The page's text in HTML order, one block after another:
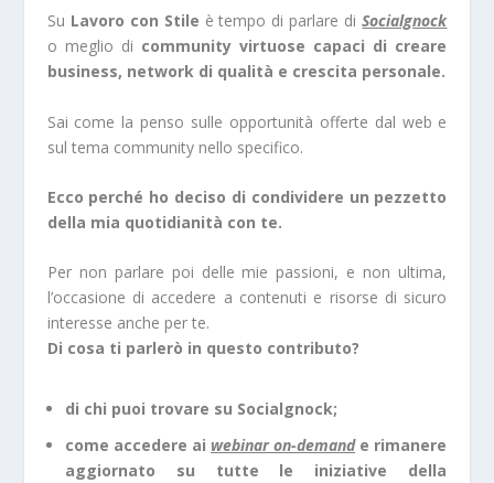
Su Lavoro con Stile è tempo di parlare diSocialgnock
o meglio di community virtuose capaci di creare
business, network di qualità e crescita personale.
Sai come la penso sulle opportunità offerte dal web e
sul tema community nello specifico.
Ecco perché ho deciso di condividere un pezzetto
della mia quotidianità con te.
Per non parlare poi delle mie passioni, e non ultima,
l’occasione di accedere a contenuti e risorse di sicuro
interesse anche per te.
Di cosa ti parlerò in questo contributo?
di chi puoi trovare su Socialgnock;
come accedere ai webinar on-demande rimanere
aggiornato su tutte le iniziative della